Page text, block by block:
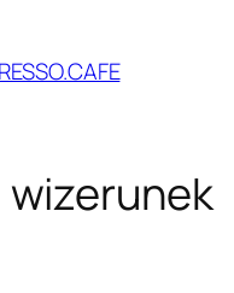
wizerunek